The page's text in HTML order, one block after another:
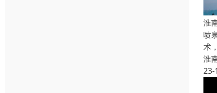
淮
喷
术
淮
23-